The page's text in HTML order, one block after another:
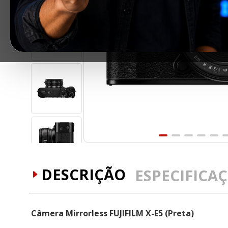
DESCRIÇÃO
Câmera Mirrorless FUJIFILM X-E5 (Preta)